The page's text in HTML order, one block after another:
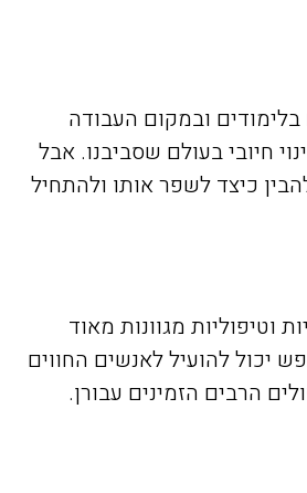
ובמקום העבודה
חיובי בעולם שסביבנו. אבל
כיצד לשפר אותו ולהתחיל
וטיפוליות מגוונות מאוד
יכול להועיל לאנשים החווים
הרבים הזמינים עבורן.